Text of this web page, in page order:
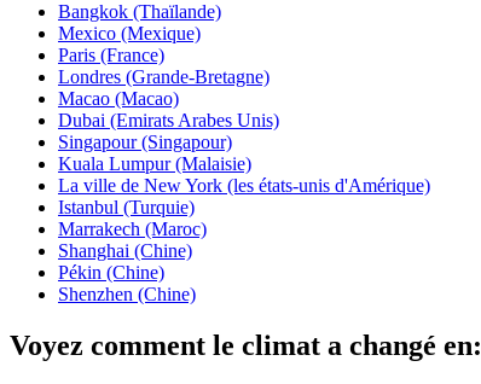
Bangkok (Thaïlande)
Mexico (Mexique)
Paris (France)
Londres (Grande-Bretagne)
Macao (Macao)
Dubai (Emirats Arabes Unis)
Singapour (Singapour)
Kuala Lumpur (Malaisie)
La ville de New York (les états-unis d'Amérique)
Istanbul (Turquie)
Marrakech (Maroc)
Shanghai (Chine)
Pékin (Chine)
Shenzhen (Chine)
Voyez comment le climat a changé en: